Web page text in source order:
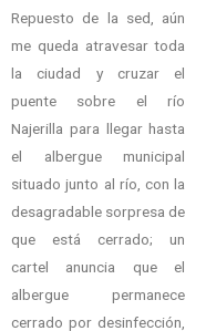
Repuesto de la sed, aún
me queda atravesar toda
la ciudad y cruzar el
puente sobre el río
Najerilla para llegar hasta
el albergue municipal
situado junto al río, con la
desagradable sorpresa de
que está cerrado; un
cartel anuncia que el
albergue permanece
cerrado por desinfección,